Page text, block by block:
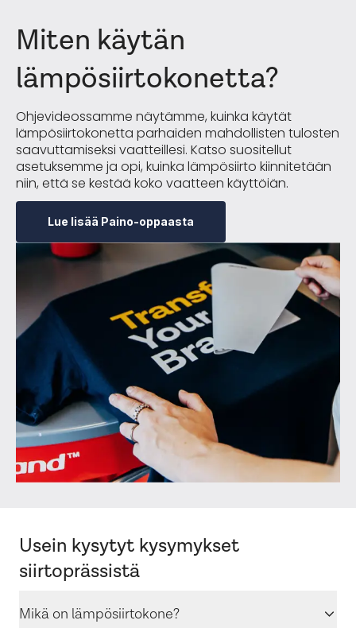
Miten käytän
lämpösiirtokonetta?
Ohjevideossamme näytämme, kuinka käytät
lämpösiirtokonetta parhaiden mahdollisten tulosten
saavuttamiseksi vaatteillesi. Katso suositellut
asetuksemme ja opi, kuinka lämpösiirto kiinnitetään
niin, että se kestää koko vaatteen käyttöiän.
Lue lisää Paino-oppaasta
Usein kysytyt kysymykset
siirtoprässistä
Mikä on lämpösiirtokone?